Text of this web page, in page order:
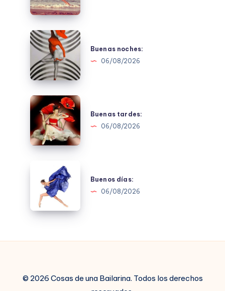
Buenas
noches:
Buenas noches:
06/08/2026
Buenas
tardes:
Buenas tardes:
06/08/2026
días:
Buenos días:
06/08/2026
© 2026 Cosas de una Bailarina. Todos los derechos